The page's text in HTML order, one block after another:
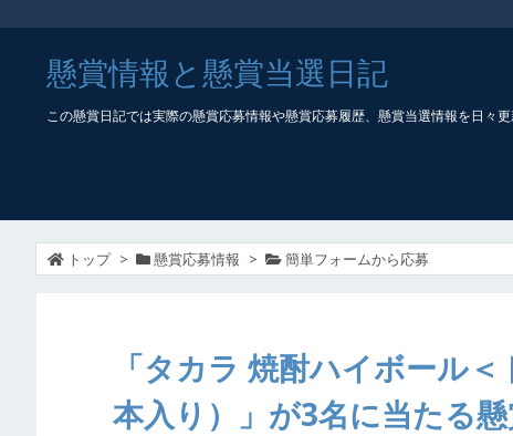
懸賞情報と懸賞当選日記
この懸賞日記では実際の懸賞応募情報や懸賞応募履歴、懸賞当選情報を日々
トップ > 懸賞応募情報 > 簡単フォームから応募
「タカラ 焼酎ハイボール
本入り）」が3名に当たる